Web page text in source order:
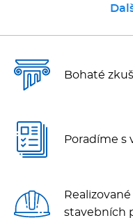
Bohaté
Poradíme s
stavebních